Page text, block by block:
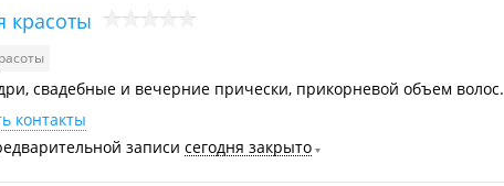
красоты
свадебные и вечерние прически, прикорневой объем волос.
контакты
записи сегодня закрыто